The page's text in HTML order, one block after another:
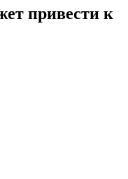
привести к